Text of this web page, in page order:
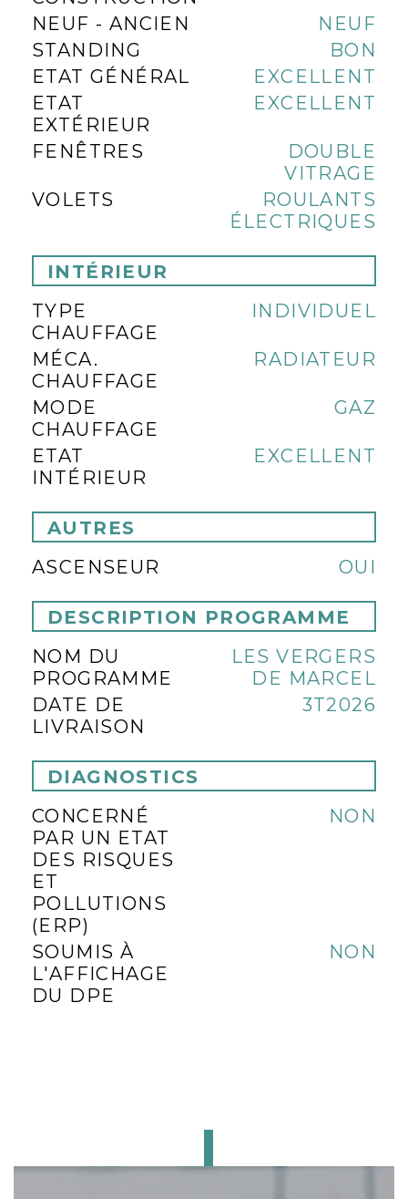
NEUF - ANCIEN
NEUF
STANDING
BON
ETAT GÉNÉRAL
EXCELLENT
ETAT
EXTÉRIEUR
EXCELLENT
FENÊTRES
DOUBLE
VITRAGE
VOLETS
ROULANTS
ÉLECTRIQUES
INTÉRIEUR
TYPE
CHAUFFAGE
INDIVIDUEL
MÉCA.
CHAUFFAGE
RADIATEUR
MODE
CHAUFFAGE
GAZ
ETAT
INTÉRIEUR
EXCELLENT
AUTRES
ASCENSEUR
OUI
DESCRIPTION PROGRAMME
NOM DU
PROGRAMME
LES VERGERS
DE MARCEL
DATE DE
LIVRAISON
3T2026
DIAGNOSTICS
CONCERNÉ
PAR UN ETAT
DES RISQUES
ET
POLLUTIONS
(ERP)
NON
SOUMIS À
L'AFFICHAGE
DU DPE
NON